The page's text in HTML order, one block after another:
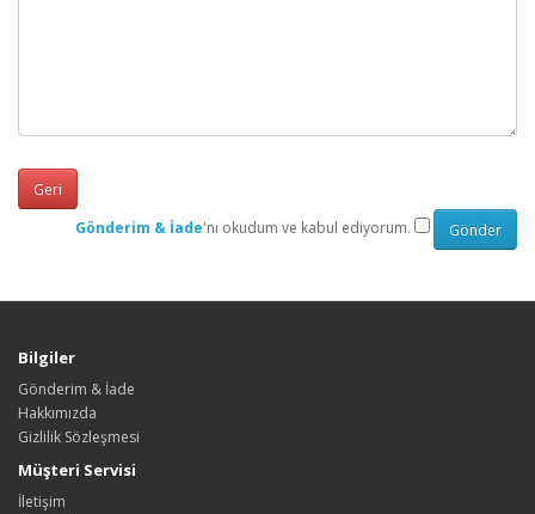
Geri
Gönderim & İade'nı okudum ve kabul ediyorum.
Bilgiler
Gönderim & İade
Hakkımızda
Gizlilik Sözleşmesi
Müşteri Servisi
İletişim